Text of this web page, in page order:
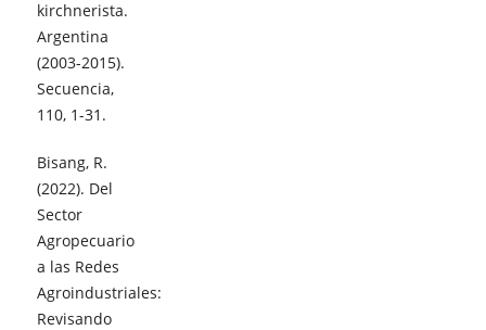
kirchnerista.
Argentina
(2003-2015).
Secuencia,
110, 1-31.
Bisang, R.
(2022). Del
Sector
Agropecuario
a las Redes
Agroindustriales:
Revisando